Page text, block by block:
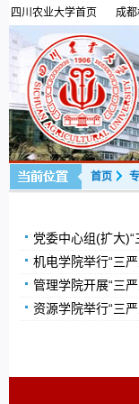
四川农业大学首页 成
首页
党委中心组(扩大
机电学院举行“三
管理学院开展“三
资源学院举行“三